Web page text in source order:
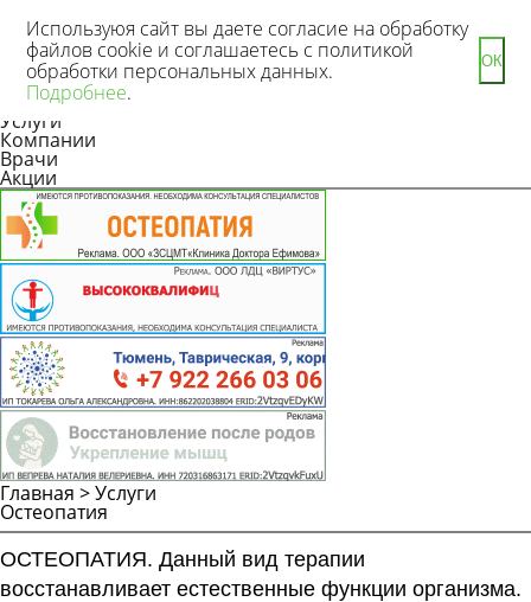
Новости
Статьи
Услуги
Компании
Врачи
Акции
Главная >Услуги
Остеопатия
ОСТЕОПАТИЯ. Данный вид терапии
восстанавливает естественные функции организма.
Используюя сайт вы даете согласие на обработку
файлов cookie и соглашаетесь с политикой
обработки персональных данных.
Подробнее.
ОК